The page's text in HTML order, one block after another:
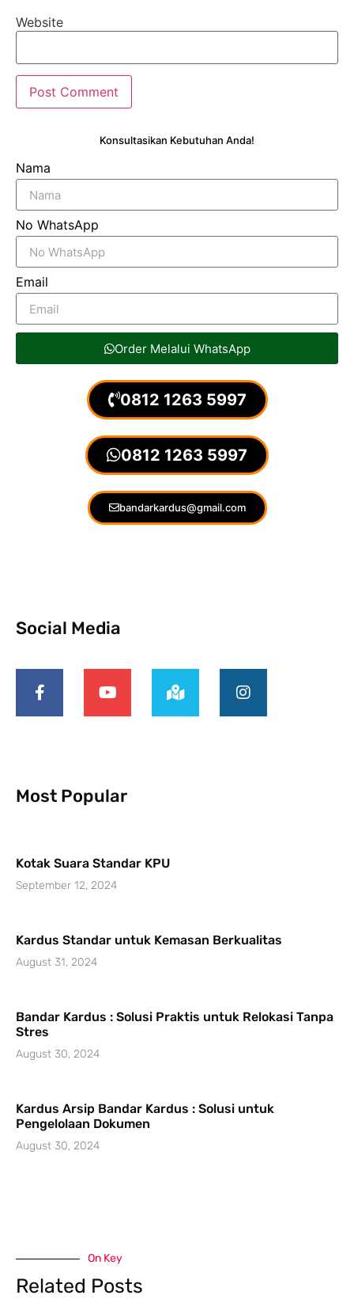
Website
Konsultasikan Kebutuhan Anda!
Nama
No WhatsApp
Email
Order Melalui WhatsApp
0812 1263 5997
0812 1263 5997
bandarkardus@gmail.com
Social Media
Most Popular
Kotak Suara Standar KPU
September 12, 2024
Kardus Standar untuk Kemasan Berkualitas
August 31, 2024
Bandar Kardus : Solusi Praktis untuk Relokasi Tanpa
Stres
August 30, 2024
Kardus Arsip Bandar Kardus : Solusi untuk
Pengelolaan Dokumen
August 30, 2024
On Key
Related Posts